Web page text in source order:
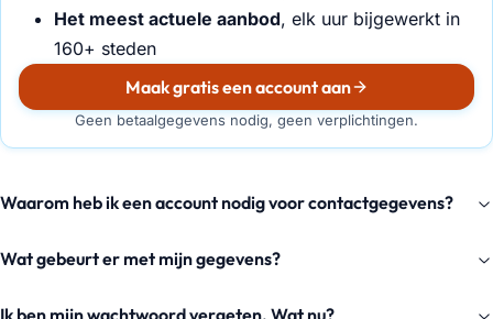
Het meest actuele aanbod, elk uur bijgewerkt in
160+ steden
Maak gratis een account aan
Geen betaalgegevens nodig, geen verplichtingen.
Waarom heb ik een account nodig voor contactgegevens?
Wat gebeurt er met mijn gegevens?